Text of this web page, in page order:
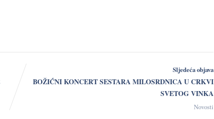
Sljedeća objava
BOŽIĆNI KONCERT SESTARA MILOSRDNICA U CRKVI
SVETOG VINKA
Novosti